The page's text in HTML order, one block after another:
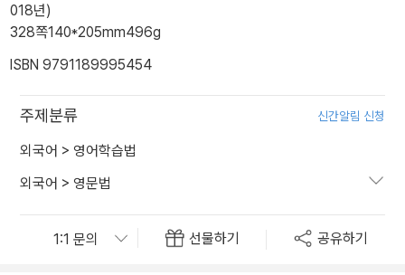
018년)
328쪽140*205mm496g
ISBN 9791189995454
주제분류 신간알림 신청
외국어 > 영어학습법
외국어 > 영문법
선물하기 공유하기